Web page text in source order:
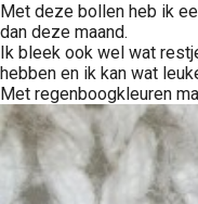
Met deze bollen heb ik
dan deze maand.
Ik bleek ook wel wat
hebben en ik kan wat
Met regenboogkleuren